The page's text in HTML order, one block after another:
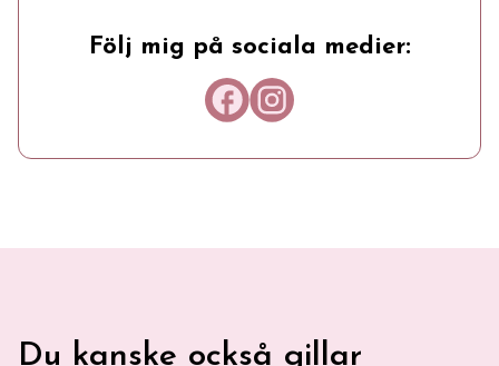
Följ mig på sociala medier:
Du kanske också gillar